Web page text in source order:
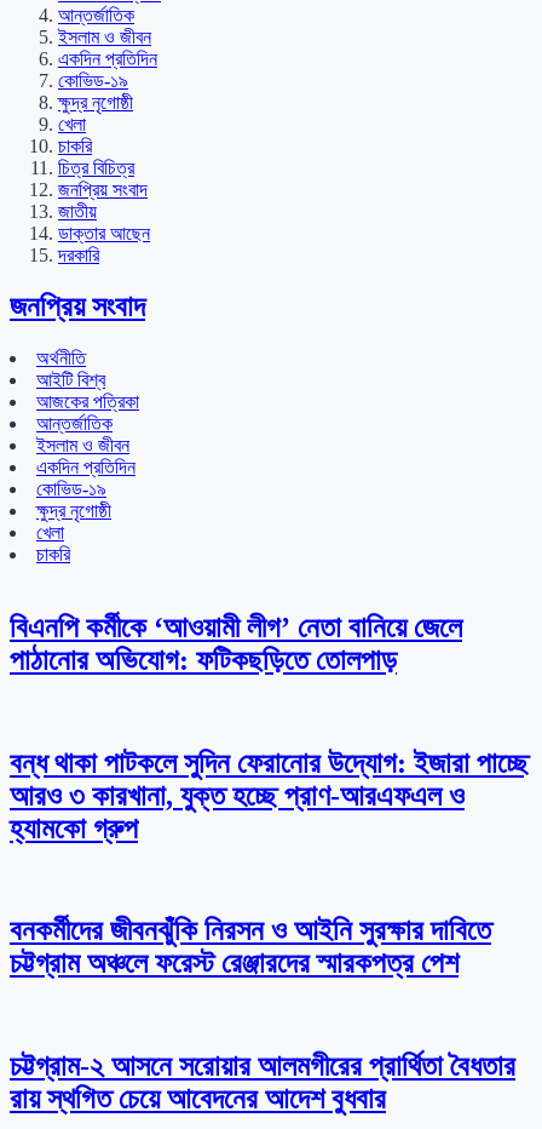
আন্তর্জাতিক
ইসলাম ও জীবন
একদিন প্রতিদিন
কোভিড-১৯
ক্ষুদ্র নৃগোষ্ঠী
খেলা
চাকরি
চিত্র বিচিত্র
জনপ্রিয় সংবাদ
জাতীয়
ডাক্তার আছেন
দরকারি
জনপ্রিয় সংবাদ
অর্থনীতি
আইটি বিশ্ব
আজকের পত্রিকা
আন্তর্জাতিক
ইসলাম ও জীবন
একদিন প্রতিদিন
কোভিড-১৯
ক্ষুদ্র নৃগোষ্ঠী
খেলা
চাকরি
বিএনপি কর্মীকে ‘আওয়ামী লীগ’ নেতা বানিয়ে জেলে
পাঠানোর অভিযোগ: ফটিকছড়িতে তোলপাড়
বন্ধ থাকা পাটকলে সুদিন ফেরানোর উদ্যোগ: ইজারা পাচ্ছে
আরও ৩ কারখানা, যুক্ত হচ্ছে প্রাণ-আরএফএল ও
হ্যামকো গ্রুপ
বনকর্মীদের জীবনঝুঁকি নিরসন ও আইনি সুরক্ষার দাবিতে
চট্টগ্রাম অঞ্চলে ফরেস্ট রেঞ্জারদের স্মারকপত্র পেশ
চট্টগ্রাম-২ আসনে সরোয়ার আলমগীরের প্রার্থিতা বৈধতার
রায় স্থগিত চেয়ে আবেদনের আদেশ বুধবার